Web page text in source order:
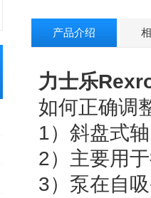
产品介绍
力士乐
如何正确调
1）斜盘式
2）主要用
3）泵在自